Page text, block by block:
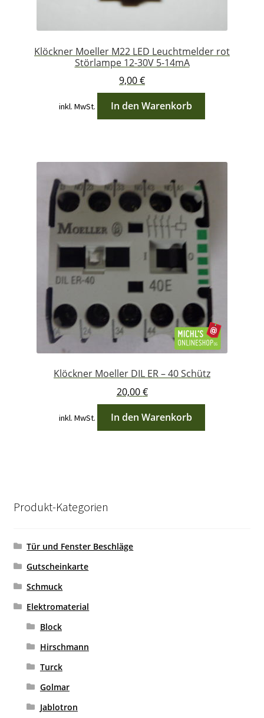
Klöckner Moeller M22 LED Leuchtmelder rot
Störlampe 12-30V 5-14mA
9,00€
inkl. MwSt. In den Warenkorb
Klöckner Moeller DIL ER – 40 Schütz
20,00€
inkl. MwSt. In den Warenkorb
Produkt-Kategorien
Tür und Fenster Beschläge
Gutscheinkarte
Schmuck
Elektromaterial
Block
Hirschmann
Turck
Golmar
Jablotron